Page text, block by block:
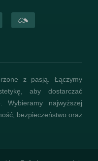
z pasją. Łączymy
aby dostarczać
Wybieramy najwyższej
bezpieczeństwo oraz